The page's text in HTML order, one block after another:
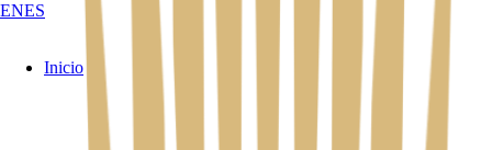
ENES
Inicio